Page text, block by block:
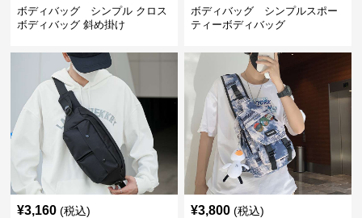
ボディバッグ シンプル クロス
ボディバッグ 斜め掛け
ボディバッグ シンプルスポー
ティーボディバッグ
¥3,160 (税込) ¥3,800 (税込)